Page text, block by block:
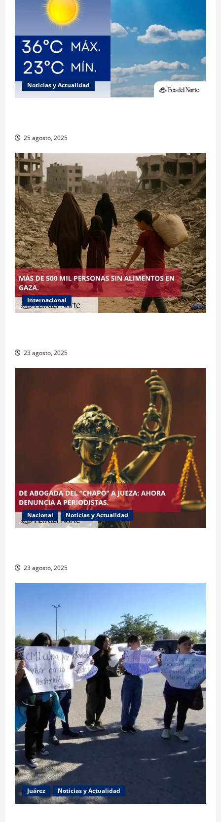
Noticias y Actualidad
25 agosto, 2025
Internacional
23 agosto, 2025
Nacional Noticias y Actualidad
23 agosto, 2025
Juárez Noticias y Actualidad